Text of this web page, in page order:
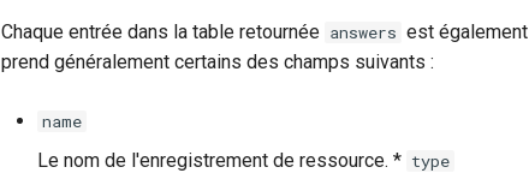
Chaque entrée dans la table retournée answers est
prend généralement certains des champs suivants :
name
Le nom de l'enregistrement de ressource. * type